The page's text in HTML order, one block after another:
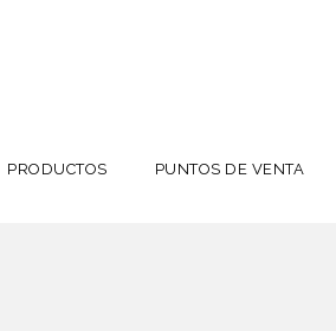
PRODUCTOS PUNTOS DE VENTA